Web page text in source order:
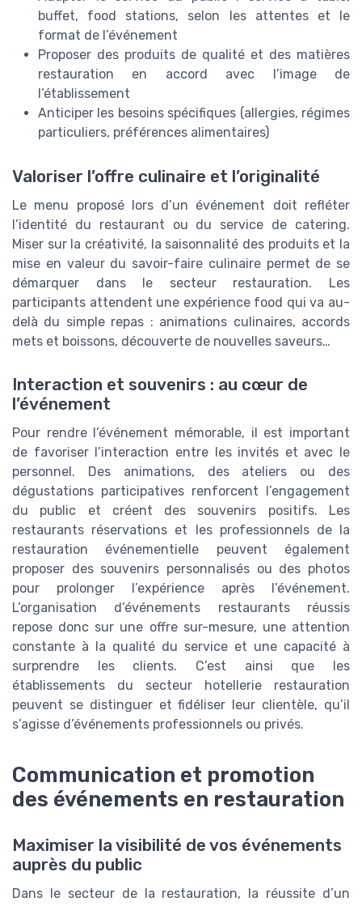
buffet, food stations, selon les attentes et le
format de l’événement
Proposer des produits de qualité et des matières
restauration en accord avec l’image de
l’établissement
Anticiper les besoins spécifiques (allergies, régimes
particuliers, préférences alimentaires)
Valoriser l’offre culinaire et l’originalité
Le menu proposé lors d’un événement doit refléter
l’identité du restaurant ou du service de catering.
Miser sur la créativité, la saisonnalité des produits et la
mise en valeur du savoir-faire culinaire permet de se
démarquer dans le secteur restauration. Les
participants attendent une expérience food qui va au-
delà du simple repas : animations culinaires, accords
mets et boissons, découverte de nouvelles saveurs…
Interaction et souvenirs : au cœur de
l’événement
Pour rendre l’événement mémorable, il est important
de favoriser l’interaction entre les invités et avec le
personnel. Des animations, des ateliers ou des
dégustations participatives renforcent l’engagement
du public et créent des souvenirs positifs. Les
restaurants réservations et les professionnels de la
restauration événementielle peuvent également
proposer des souvenirs personnalisés ou des photos
pour prolonger l’expérience après l’événement.
L’organisation d’événements restaurants réussis
repose donc sur une offre sur-mesure, une attention
constante à la qualité du service et une capacité à
surprendre les clients. C’est ainsi que les
établissements du secteur hotellerie restauration
peuvent se distinguer et fidéliser leur clientèle, qu’il
s’agisse d’événements professionnels ou privés.
Communication et promotion
des événements en restauration
Maximiser la visibilité de vos événements
auprès du public
Dans le secteur de la restauration, la réussite d’un